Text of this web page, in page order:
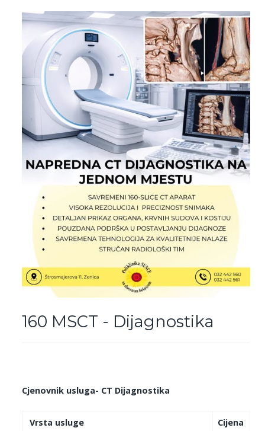
160 MSCT - Dijagnostika
Cjenovnik usluga- CT Dijagnostika
Vrsta usluge Cijena